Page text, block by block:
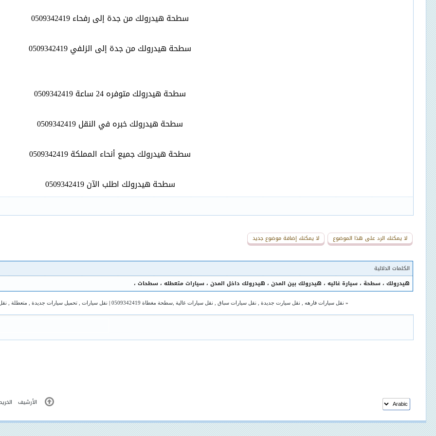
سطحة هيدرولك من جدة إلى رفحاء 0509342419
سطحة هيدرولك من جدة إلى الزلفي 0509342419
سطحة هيدرولك متوفره 24 ساعة 0509342419
سطحة هيدرولك خبره في النقل 0509342419
سطحة هيدرولك جميع أنحاء المملكة 0509342419
سطحة هيدرولك اطلب الآن 0509342419
لا يمكنك الرد على هذا الموضوع لا يمكنك إضافة موضوع جديد
الكلمات الدلالية
هيدرولك ،سطحة ،سيارة غاليه ، هيدرولك بين المدن ، هيدرولك داخل المدن ،سيارات متعطله ،سطحات ،
« نقل سيارات فارهه , نقل سيارت جديدة , نقل سيارات سباق , نقل سيارات غالية ,سطحة مغطاة 0509342419 | نقل سيارات , تحميل سيارات جديدة , متعطلة , نقل
الأرشيف